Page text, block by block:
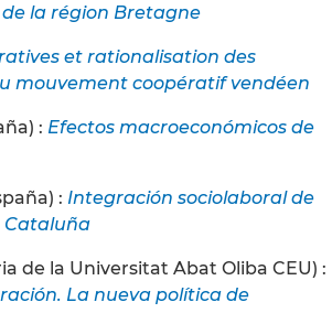
de la région Bretagne
et rationalisation des
mouvement coopératif vendéen
: Efectos macroeconómicos de
: Integración sociolaboral de
Cataluña
de la Universitat Abat Oliba CEU) :
La nueva política de